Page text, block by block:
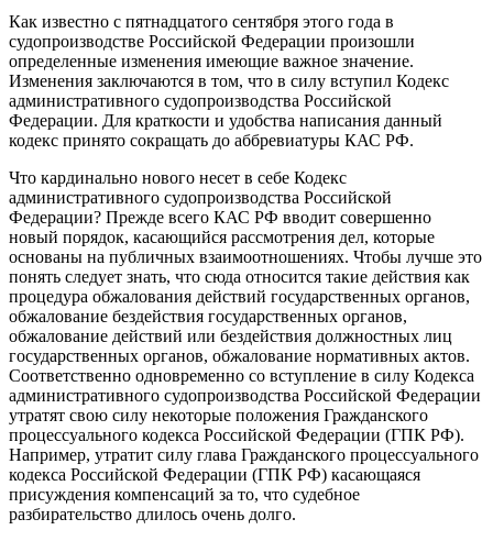
Как известно с пятнадцатого сентября этого года в
судопроизводстве Российской Федерации произошли
определенные изменения имеющие важное значение.
Изменения заключаются в том, что в силу вступил Кодекс
административного судопроизводства Российской
Федерации. Для краткости и удобства написания данный
кодекс принято сокращать до аббревиатуры КАС РФ.
Что кардинально нового несет в себе Кодекс
административного судопроизводства Российской
Федерации? Прежде всего КАС РФ вводит совершенно
новый порядок, касающийся рассмотрения дел, которые
основаны на публичных взаимоотношениях. Чтобы лучше это
понять следует знать, что сюда относится такие действия как
процедура обжалования действий государственных органов,
обжалование бездействия государственных органов,
обжалование действий или бездействия должностных лиц
государственных органов, обжалование нормативных актов.
Соответственно одновременно со вступление в силу Кодекса
административного судопроизводства Российской Федерации
утратят свою силу некоторые положения Гражданского
процессуального кодекса Российской Федерации (ГПК РФ).
Например, утратит силу глава Гражданского процессуального
кодекса Российской Федерации (ГПК РФ) касающаяся
присуждения компенсаций за то, что судебное
разбирательство длилось очень долго.